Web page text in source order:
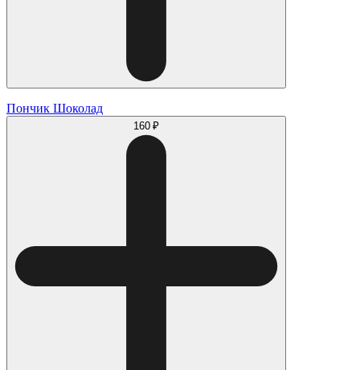
Пончик Шоколад
160 ₽